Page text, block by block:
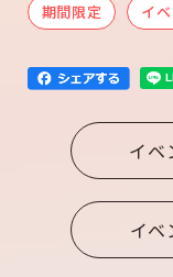
期間限定 イ
イベ
イベ